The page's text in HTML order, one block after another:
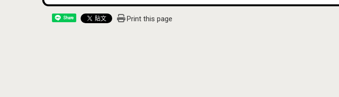
Share Print this page